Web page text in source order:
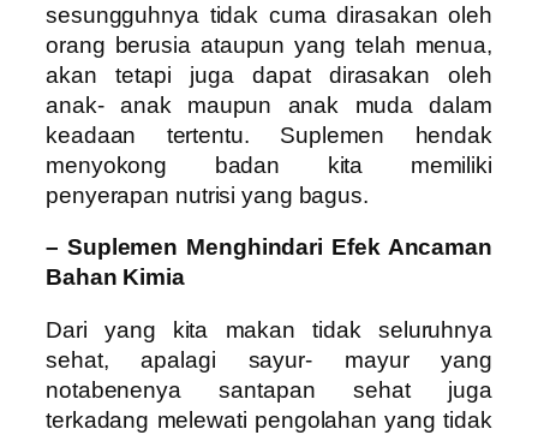
sesungguhnya tidak cuma dirasakan oleh
orang berusia ataupun yang telah menua,
akan tetapi juga dapat dirasakan oleh
anak- anak maupun anak muda dalam
keadaan tertentu. Suplemen hendak
menyokong badan kita memiliki
penyerapan nutrisi yang bagus.
– Suplemen Menghindari Efek Ancaman
Bahan Kimia
Dari yang kita makan tidak seluruhnya
sehat, apalagi sayur- mayur yang
notabenenya santapan sehat juga
terkadang melewati pengolahan yang tidak